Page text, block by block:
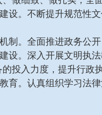
设。不断提升规范性
制。全面推进政务公
设。深入开展文明执
投入力度，提升行政
育。认真组织学习法